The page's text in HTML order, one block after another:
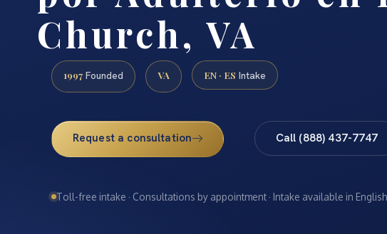
Church, VA
1997 Founded VA EN · ES Intake
Request a consultation Call (888) 437-7747
Toll-free intake · Consultations by appointment · Intake available in